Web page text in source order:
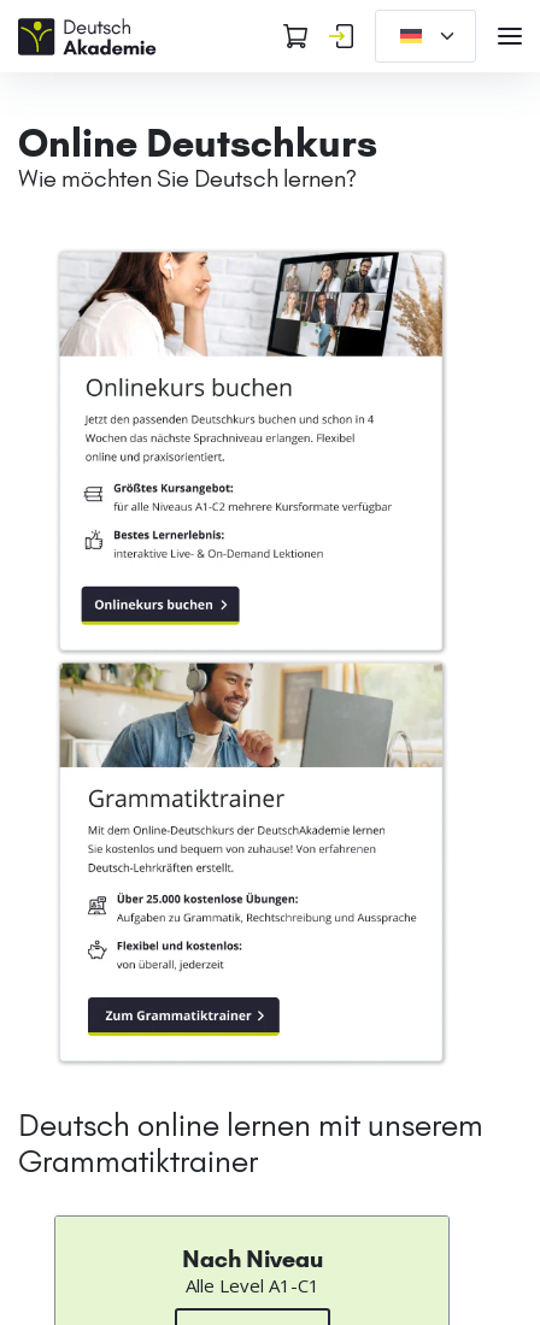
Online Deutschkurs
Wie möchten Sie Deutsch lernen?
Deutsch online lernen mit unserem
Grammatiktrainer
Nach Niveau
Alle Level A1-C1